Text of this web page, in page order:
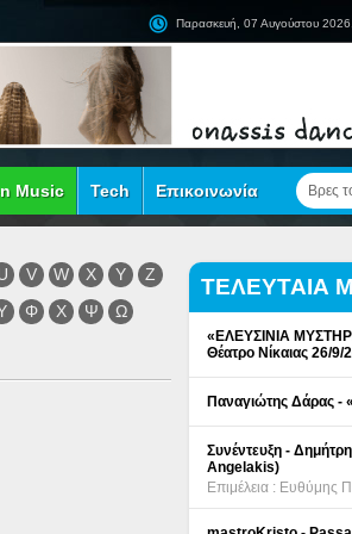
Παρασκευή, 07 Αυγούστου
Music Tech Επικοινωνία
V W X Y
Z
Φ Χ Ψ
Ω
ΤΕΛΕΥΤΑΙΑ
«ΕΛΕΥΣΙΝΙΑ
Θέατρο Νίκαιας 26/9/
Παναγιώτης Δάρας -
Συνέντευξη -
Angelakis)
Επιμέλεια : Ευθύμης